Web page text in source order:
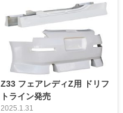
Z33 フェアレディZ用 ドリフ
トライン発売
2025.1.31